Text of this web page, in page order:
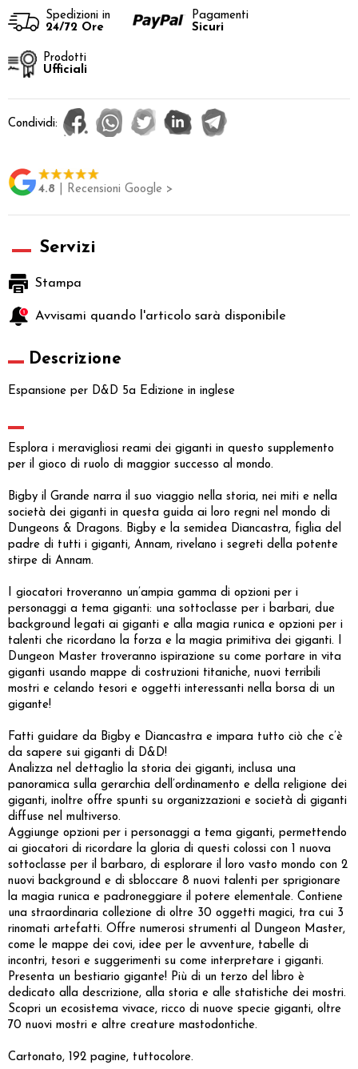
Spedizioni in
24/72 Ore
Pagamenti
Sicuri
Prodotti
Ufficiali
Condividi:
4.8 | Recensioni Google >
Servizi
Stampa
Avvisami quando l'articolo sarà disponibile
Descrizione
Espansione per D&D 5a Edizione in inglese
Esplora i meravigliosi reami dei giganti in questo supplemento
per il gioco di ruolo di maggior successo al mondo.
Bigby il Grande narra il suo viaggio nella storia, nei miti e nella
società dei giganti in questa guida ai loro regni nel mondo di
Dungeons & Dragons. Bigby e la semidea Diancastra, figlia del
padre di tutti i giganti, Annam, rivelano i segreti della potente
stirpe di Annam.
I giocatori troveranno un’ampia gamma di opzioni per i
personaggi a tema giganti: una sottoclasse per i barbari, due
background legati ai giganti e alla magia runica e opzioni per i
talenti che ricordano la forza e la magia primitiva dei giganti. I
Dungeon Master troveranno ispirazione su come portare in vita
giganti usando mappe di costruzioni titaniche, nuovi terribili
mostri e celando tesori e oggetti interessanti nella borsa di un
gigante!
Fatti guidare da Bigby e Diancastra e impara tutto ciò che c’è
da sapere sui giganti di D&D!
Analizza nel dettaglio la storia dei giganti, inclusa una
panoramica sulla gerarchia dell’ordinamento e della religione dei
giganti, inoltre offre spunti su organizzazioni e società di giganti
diffuse nel multiverso.
Aggiunge opzioni per i personaggi a tema giganti, permettendo
ai giocatori di ricordare la gloria di questi colossi con 1 nuova
sottoclasse per il barbaro, di esplorare il loro vasto mondo con 2
nuovi background e di sbloccare 8 nuovi talenti per sprigionare
la magia runica e padroneggiare il potere elementale. Contiene
una straordinaria collezione di oltre 30 oggetti magici, tra cui 3
rinomati artefatti. Offre numerosi strumenti al Dungeon Master,
come le mappe dei covi, idee per le avventure, tabelle di
incontri, tesori e suggerimenti su come interpretare i giganti.
Presenta un bestiario gigante! Più di un terzo del libro è
dedicato alla descrizione, alla storia e alle statistiche dei mostri.
Scopri un ecosistema vivace, ricco di nuove specie giganti, oltre
70 nuovi mostri e altre creature mastodontiche.
Cartonato, 192 pagine, tuttocolore.